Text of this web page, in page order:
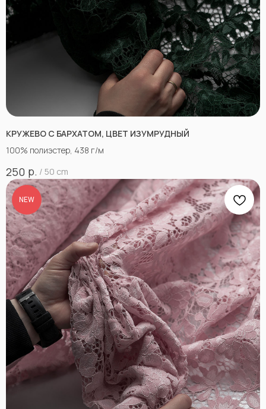
КРУЖЕВО С БАРХАТОМ, ЦВЕТ ИЗУМРУДНЫЙ
100% полиэстер, 438 г/м
250 р. / 50 cm
NEW